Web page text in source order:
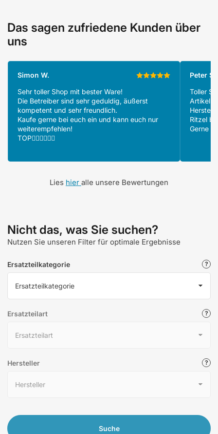
Das sagen zufriedene Kunden über
uns
Simon W.
Sehr toller Shop mit bester Ware!
Die Betreiber sind sehr geduldig, äußerst
kompetent und sehr freundlich.
Kaufe gerne bei euch ein und kann euch nur
weiterempfehlen!
TOP👍🏻👍🏻👍🏻
Peter S.
Toller
Artikeln
Ritzel
Gerne
Lies hier alle unsere Bewertungen
Nicht das, was Sie suchen?
Nutzen Sie unseren Filter für optimale Ergebnisse
Ersatzteilkategorie
Ersatzteilart
Hersteller
Suche